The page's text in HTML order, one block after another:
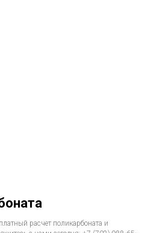
расчет поликарбоната и